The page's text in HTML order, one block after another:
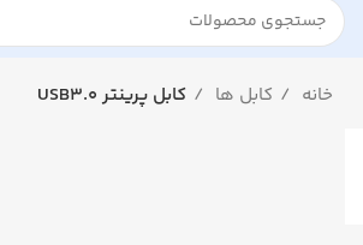
خانه کابل ها کابل پرینتر USB3.0